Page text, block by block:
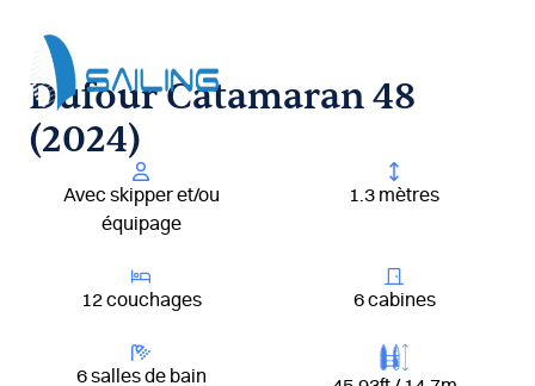
contenu
Dufour Catamaran 48
(2024)
Avec skipper et/ou
équipage
1.3 mètres
12 couchages 6 cabines
6 salles de bain